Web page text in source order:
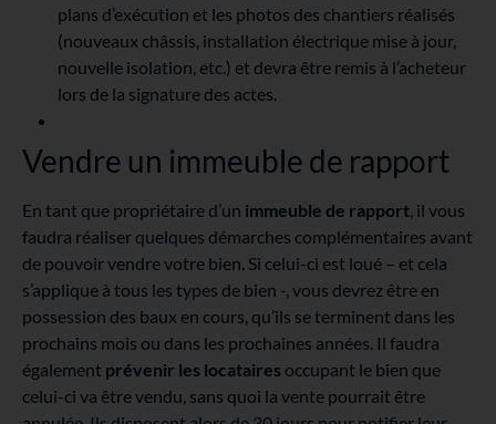
plans d’exécution et les photos des chantiers réalisés
(nouveaux châssis, installation électrique mise à jour,
nouvelle isolation, etc.) et devra être remis à l’acheteur
lors de la signature des actes.
Vendre un immeuble de rapport
En tant que propriétaire d’un immeuble de rapport, il vous
faudra réaliser quelques démarches complémentaires avant
de pouvoir vendre votre bien. Si celui-ci est loué – et cela
s’applique à tous les types de bien -, vous devrez être en
possession des baux en cours, qu’ils se terminent dans les
prochains mois ou dans les prochaines années. Il faudra
également prévenir les locataires occupant le bien que
celui-ci va être vendu, sans quoi la vente pourrait être